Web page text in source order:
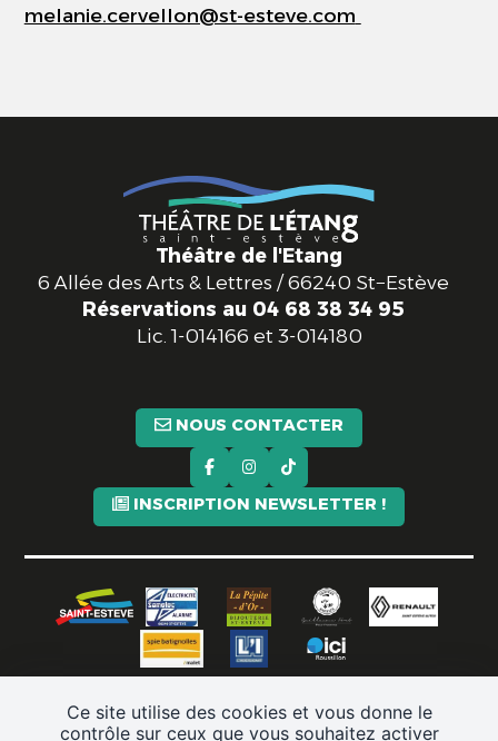
Ce site utilise des cookies et vous donne le
contrôle sur ceux que vous souhaitez activer
melanie.cervellon@st-esteve.com
Théâtre de l'Etang
6 Allée des Arts & Lettres / 66240 St−Estève
Réservations au 04 68 38 34 95
Lic.1-014166 et 3-014180
NOUS CONTACTER
INSCRIPTION NEWSLETTER !